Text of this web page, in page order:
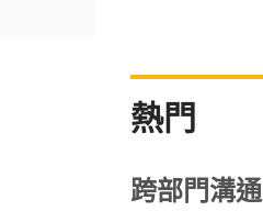
熱門
跨部門溝通